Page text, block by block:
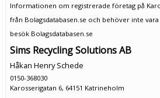
Informationen om registrerade företag på
från Bolagsdatabasen.se och behöver inte
besök Bolagsdatabasen.se
Sims Recycling Solutions AB
Håkan Henry Schede
0150-368030
Karosserigatan 6, 64151 Katrineholm